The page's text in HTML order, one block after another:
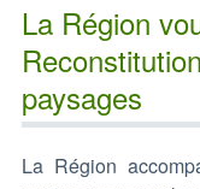
La Région
paysages
La Région